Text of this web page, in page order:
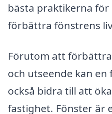
bästa praktikerna
förbättra fönstrens
Förutom att
och utseende kan
också bidra till att
fastighet. Fönster är